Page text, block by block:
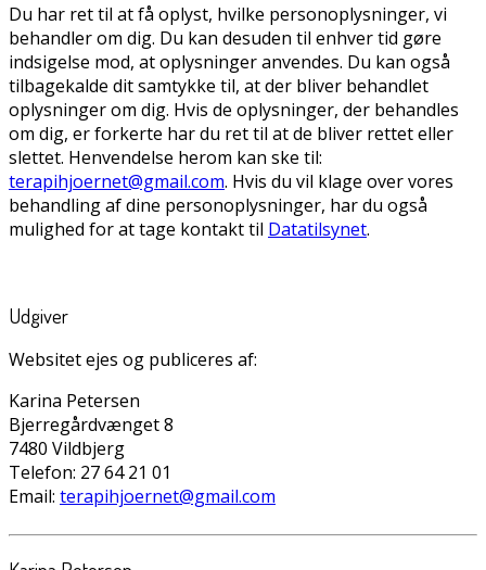
Du har ret til at få oplyst, hvilke personoplysninger, vi
behandler om dig. Du kan desuden til enhver tid gøre
indsigelse mod, at oplysninger anvendes. Du kan også
tilbagekalde dit samtykke til, at der bliver behandlet
oplysninger om dig. Hvis de oplysninger, der behandles
om dig, er forkerte har du ret til at de bliver rettet eller
slettet. Henvendelse herom kan ske til:
terapihjoernet@gmail.com. Hvis du vil klage over vores
behandling af dine personoplysninger, har du også
mulighed for at tage kontakt til Datatilsynet.
Udgiver
Websitet ejes og publiceres af:
Karina Petersen
Bjerregårdvænget 8
7480 Vildbjerg
Telefon: 27 64 21 01
Email: terapihjoernet@gmail.com